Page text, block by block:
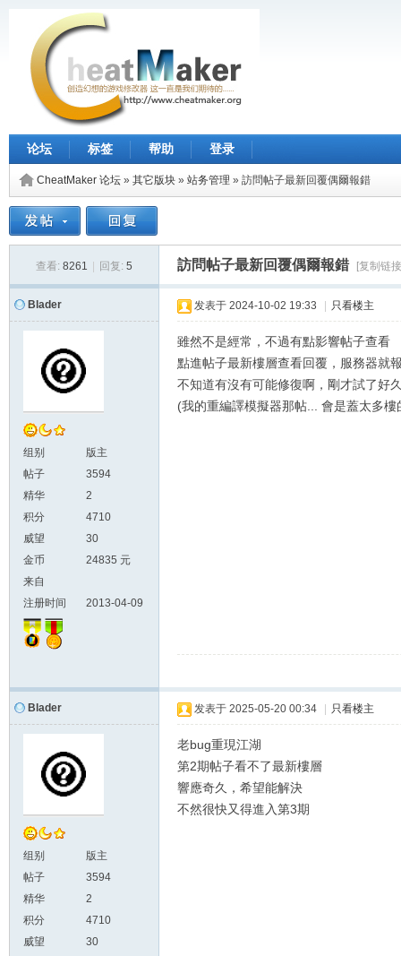
论坛 标签 帮助 登录
CheatMaker 论坛 » 其它版块 » 站务管理 » 訪問帖子最新回覆偶爾報錯
查看: 8261 回复: 5 訪問帖子最新回覆偶爾報錯 [复制链
Blader
组别
版主
帖子
3594
精华
2
积分
4710
威望
30
金币
24835 元
来自
注册时间
2013-04-09
发表于 2024-10-02 19:33 只看楼主
雖然不是經常，不過有點影響帖子查看
點進帖子最新樓層查看回覆，服務器就
不知道有沒有可能修復啊，剛才試了好
(我的重編譯模擬器那帖... 會是蓋太多樓
Blader
组别
版主
帖子
3594
精华
2
积分
4710
威望
30
发表于 2025-05-20 00:34 只看楼主
老bug重現江湖
第2期帖子看不了最新樓層
響應奇久，希望能解決
不然很快又得進入第3期